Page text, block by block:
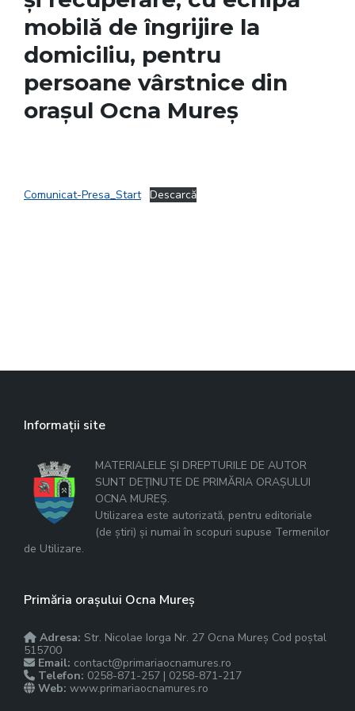
mobilă de îngrijire la
domiciliu, pentru
persoane vârstnice din
orașul Ocna Mureș
Comunicat-Presa_Start Descarcă
Informații site
MATERIALELE ȘI DREPTURILE DE AUTOR
SUNT DEȚINUTE DE PRIMĂRIA ORAȘULUI
OCNA MUREȘ.
Utilizarea este autorizată, pentru editoriale
(de știri) și numai în scopuri supuse Termenilor
de Utilizare.
Primăria orașului Ocna Mureș
Adresa: Str. Nicolae Iorga Nr. 27 Ocna Mureș Cod poștal
515700
Email: contact@primariaocnamures.ro
Telefon: 0258-871-257 | 0258-871-217
Web: www.primariaocnamures.ro